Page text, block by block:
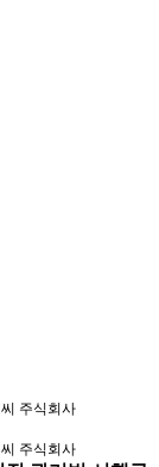
주식회사
주식회사